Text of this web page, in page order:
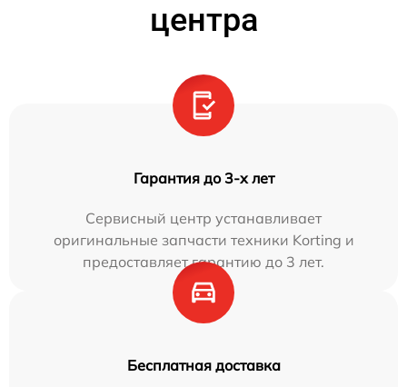
центра
Гарантия до 3-х лет
Сервисный центр устанавливает
оригинальные запчасти техники Korting и
предоставляет гарантию до 3 лет.
Бесплатная доставка